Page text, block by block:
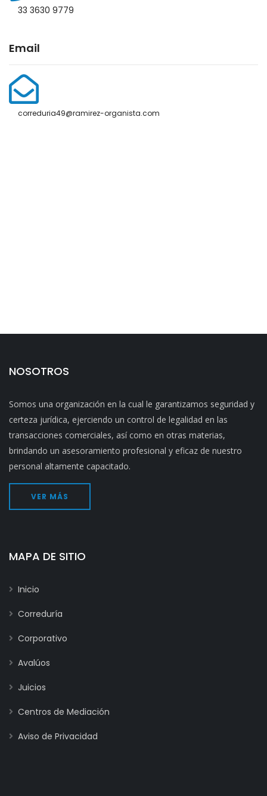
33 3630 9779
Email
correduria49@ramirez-organista.com
NOSOTROS
Somos una organización en la cual le garantizamos seguridad y
certeza jurídica, ejerciendo un control de legalidad en las
transacciones comerciales, así como en otras materias,
brindando un asesoramiento profesional y eficaz de nuestro
personal altamente capacitado.
VER MÁS
MAPA DE SITIO
Inicio
Correduría
Corporativo
Avalúos
Juicios
Centros de Mediación
Aviso de Privacidad